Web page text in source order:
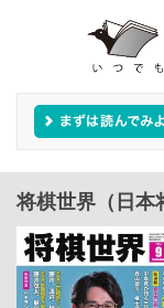
将棋世界（日本